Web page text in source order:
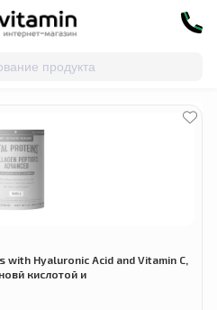
» здоровье связок
Hyaluronic Acid and Vitamin C,
кислотой и